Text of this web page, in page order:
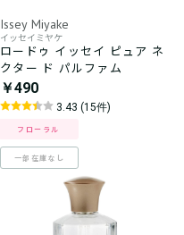
Issey Miyake
イッセイミヤケ
ロードゥ イッセイ ピュア ネ
クター ド パルファム
￥490
3.43 (15件)
フローラル
一部在庫なし